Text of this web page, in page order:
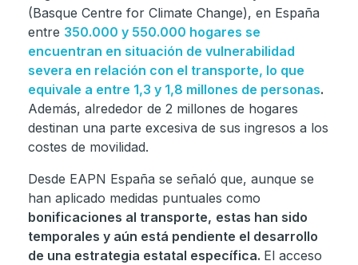
(Basque Centre for Climate Change), en España
entre 350.000 y 550.000 hogares se
encuentran en situación de vulnerabilidad
severa en relación con el transporte, lo que
equivale a entre 1,3 y 1,8 millones de personas.
Además, alrededor de 2 millones de hogares
destinan una parte excesiva de sus ingresos a los
costes de movilidad.
Desde EAPN España se señaló que, aunque se
han aplicado medidas puntuales como
bonificaciones al transporte, estas han sido
temporales y aún está pendiente el desarrollo
de una estrategia estatal específica. El acceso